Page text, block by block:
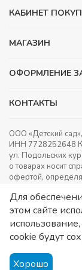
КАБИНЕТ
МАГАЗИН
ОФОРМЛЕНИЕ
КОНТАКТЫ
ООО «Детский
ИНН 7728252648
ул. Подольских
о товарах носит
офертой,
Для
этом сайте
cookie будут
Хорошо